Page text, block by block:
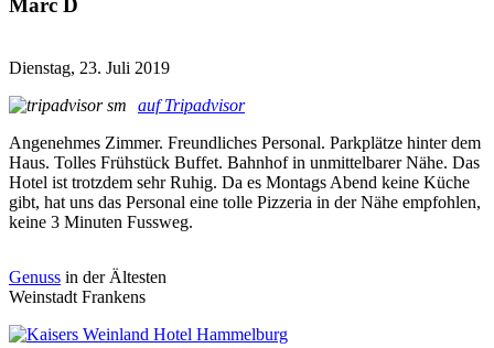
Marc D
Dienstag, 23. Juli 2019
auf Tripadvisor
Angenehmes Zimmer. Freundliches Personal. Parkplätze hinter dem
Haus. Tolles Frühstück Buffet. Bahnhof in unmittelbarer Nähe. Das
Hotel ist trotzdem sehr Ruhig. Da es Montags Abend keine Küche
gibt, hat uns das Personal eine tolle Pizzeria in der Nähe empfohlen,
keine 3 Minuten Fussweg.
Genuss in der Ältesten
Weinstadt Frankens